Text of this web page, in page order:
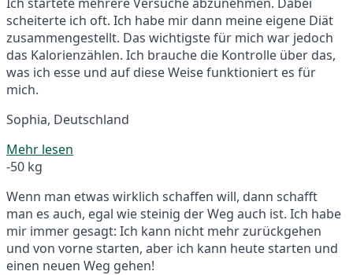
scheiterte ich oft. Ich habe mir dann meine eigene Diät
zusammengestellt. Das wichtigste für mich war jedoch
das Kalorienzählen. Ich brauche die Kontrolle über das,
was ich esse und auf diese Weise funktioniert es für
mich.
Sophia, Deutschland
Mehr lesen
-50 kg
Wenn man etwas wirklich schaffen will, dann schafft
man es auch, egal wie steinig der Weg auch ist. Ich habe
mir immer gesagt: Ich kann nicht mehr zurückgehen
und von vorne starten, aber ich kann heute starten und
einen neuen Weg gehen!